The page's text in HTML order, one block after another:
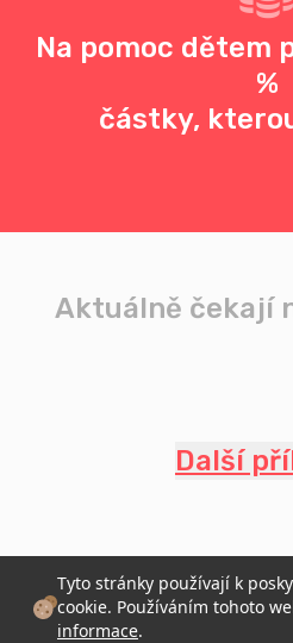
Na pomoc dětem
%
částky,
Aktuálně čekají
Další
Tyto stránky používají k
cookie. Používáním tohoto
informace.